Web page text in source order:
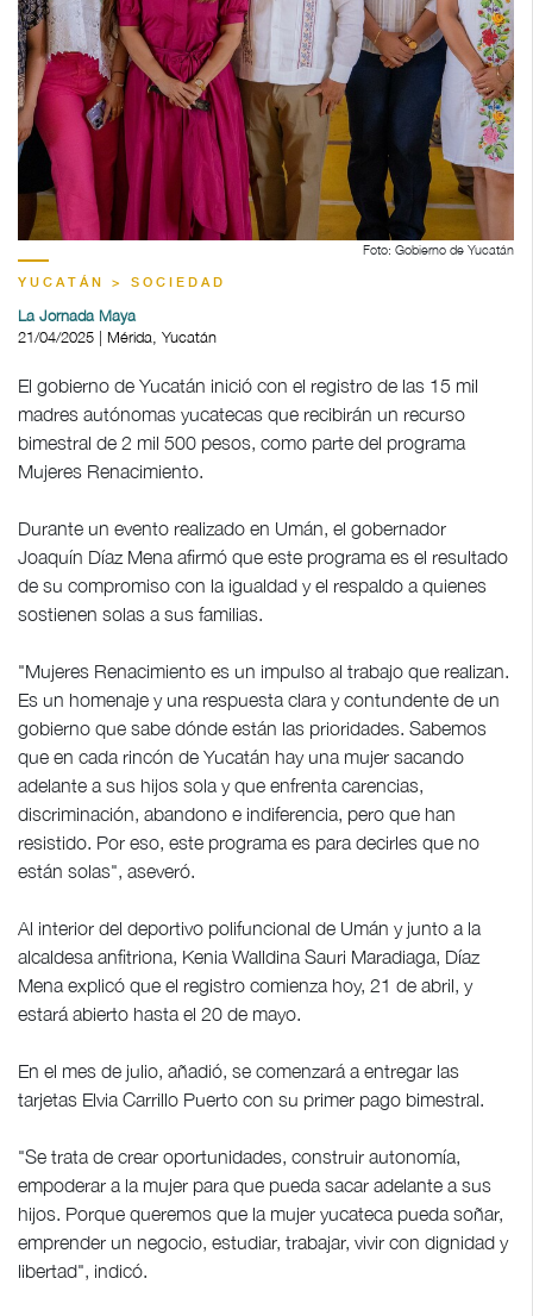
Foto: Gobierno de Yucatán
YUCATÁN > SOCIEDAD
La Jornada Maya
21/04/2025 | Mérida, Yucatán
El gobierno de Yucatán inició con el registro de las 15 mil
madres autónomas yucatecas que recibirán un recurso
bimestral de 2 mil 500 pesos, como parte del programa
Mujeres Renacimiento.
Durante un evento realizado en Umán, el gobernador
Joaquín Díaz Mena afirmó que este programa es el resultado
de su compromiso con la igualdad y el respaldo a quienes
sostienen solas a sus familias.
"Mujeres Renacimiento es un impulso al trabajo que realizan.
Es un homenaje y una respuesta clara y contundente de un
gobierno que sabe dónde están las prioridades. Sabemos
que en cada rincón de Yucatán hay una mujer sacando
adelante a sus hijos sola y que enfrenta carencias,
discriminación, abandono e indiferencia, pero que han
resistido. Por eso, este programa es para decirles que no
están solas", aseveró.
Al interior del deportivo polifuncional de Umán y junto a la
alcaldesa anfitriona, Kenia Walldina Sauri Maradiaga, Díaz
Mena explicó que el registro comienza hoy, 21 de abril, y
estará abierto hasta el 20 de mayo.
En el mes de julio, añadió, se comenzará a entregar las
tarjetas Elvia Carrillo Puerto con su primer pago bimestral.
"Se trata de crear oportunidades, construir autonomía,
empoderar a la mujer para que pueda sacar adelante a sus
hijos. Porque queremos que la mujer yucateca pueda soñar,
emprender un negocio, estudiar, trabajar, vivir con dignidad y
libertad", indicó.